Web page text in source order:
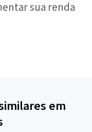
sua renda
em